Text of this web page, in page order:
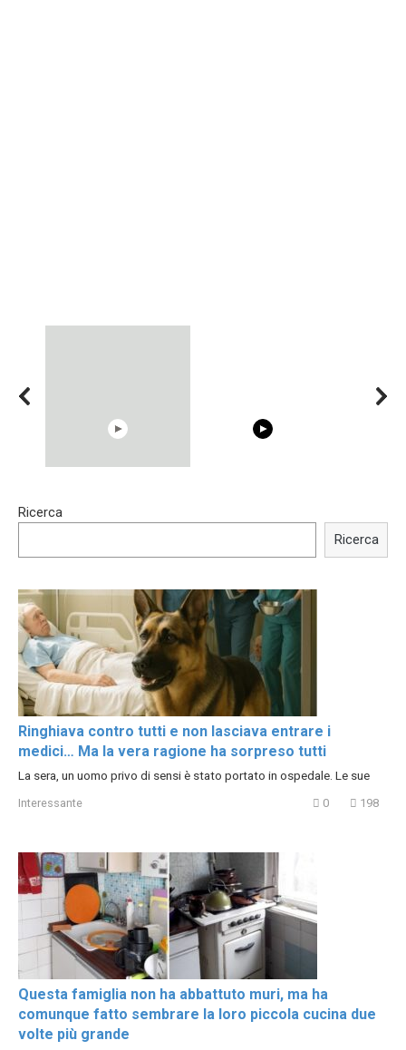
Trying BOLLYWOOD
Shocking illusion - Pretty
Ricerca
Ricerca
Ringhiava contro tutti e non lasciava entrare i
medici… Ma la vera ragione ha sorpreso tutti
La sera, un uomo privo di sensi è stato portato in ospedale. Le sue
Interessante 0 198
Questa famiglia non ha abbattuto muri, ma ha
comunque fatto sembrare la loro piccola cucina due
volte più grande